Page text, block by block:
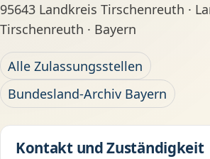
95643 Landkreis Tirschenreuth ·
Tirschenreuth · Bayern
Alle Zulassungsstellen
Bundesland-Archiv Bayern
Kontakt und Zuständigkeit